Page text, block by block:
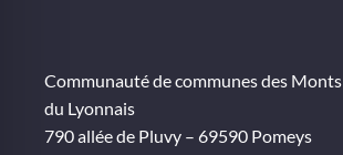
Communauté de communes des Monts
du Lyonnais
790 allée de Pluvy – 69590 Pomeys